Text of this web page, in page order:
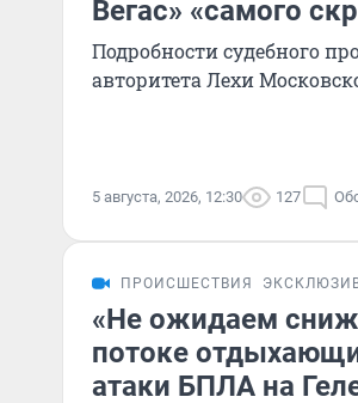
Вегас» «самого
Подробности судебного
авторитета Лехи
5 августа, 2026, 12:30 127
ПРОИСШЕСТВИЯ
«Не ожидаем
потоке
атаки БПЛА на